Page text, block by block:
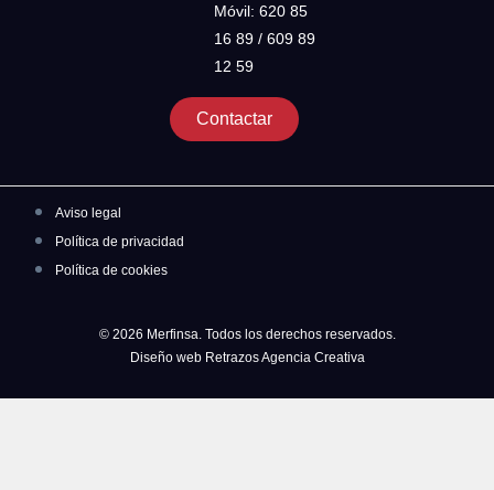
Móvil: 620 85
16 89 / 609 89
12 59
Contactar
Aviso legal
Política de privacidad
Política de cookies
© 2026 Merfinsa. Todos los derechos reservados.
Diseño web Retrazos Agencia Creativa